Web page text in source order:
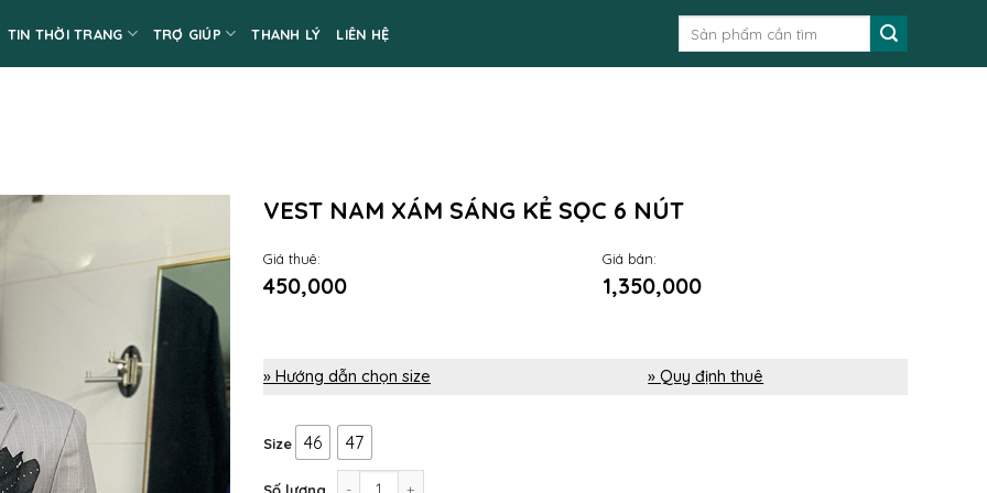
TIN THỜI TRANG TRỢ GIÚP THANH LÝ LIÊN HỆ
VEST NAM XÁM SÁNG KẺ SỌC 6 NÚT
Giá thuê:
450,000
Giá bán:
1,350,000
» Hướng dẫn chọn size » Quy định thuê
Size 46 47